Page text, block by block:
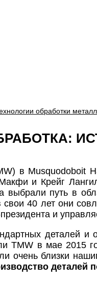
обработки
в Musquodoboit
и Крейг
выбрали путь в
40 лет они
и
деталей
TMW в мае
очень близки
деталей